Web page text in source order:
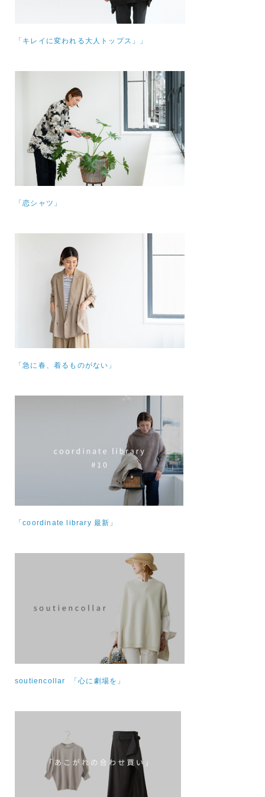
「キレイに変われる大人トップス」」
「恋シャツ」
「急に春、着るものがない」
「coordinate library 最新」
soutiencollar 「心に劇場を」